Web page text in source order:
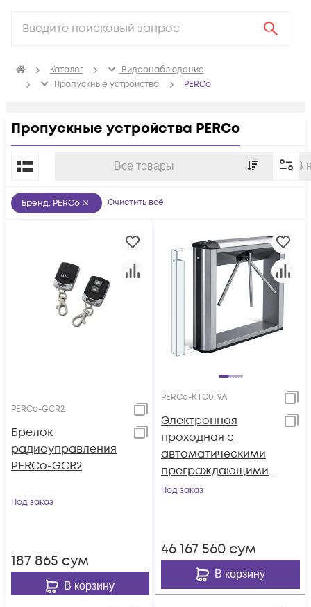
Каталог
Видеонаблюдение
Пропускные устройства
PERCo
Пропускные устройства PERCo
Все товары В
По популярности
Бренд: PERCo Очистить всё
PERCo-GCR2
Брелок
радиоуправления
PERCo-GCR2
Под заказ
187 865 сум
В корзину
PERCo-KTC01.9A
Электронная
проходная с
автоматическими
преграждающими
планками
для карт EMM/HID
Под заказ
46 167 560 сум
В корзину